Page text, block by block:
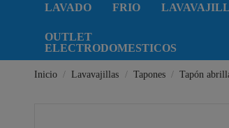
LAVADO FRIO
OUTLET
ELECTRODOMESTICOS
Inicio Lavavajillas Tapones Tapón